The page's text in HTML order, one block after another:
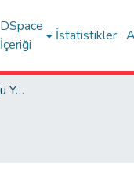
DSpace
İçeriği
İstatistikler
Vakıflar Genel Müdürlüğü Yayınları